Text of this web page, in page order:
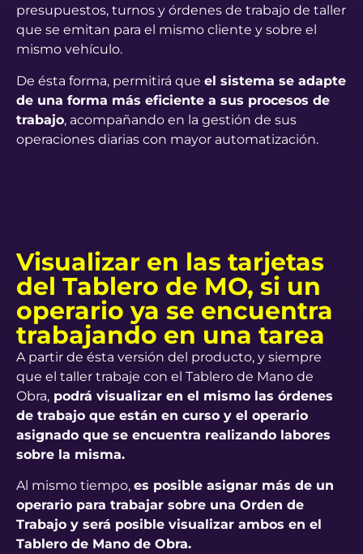
presupuestos, turnos y órdenes de trabajo de taller
que se emitan para el mismo cliente y sobre el
mismo vehículo.
De ésta forma, permitirá que el sistema se adapte
de una forma más eficiente a sus procesos de
trabajo, acompañando en la gestión de sus
operaciones diarias con mayor automatización.
Visualizar en las tarjetas
del Tablero de MO, si un
operario ya se encuentra
trabajando en una tarea
A partir de ésta versión del producto, y siempre
que el taller trabaje con el Tablero de Mano de
Obra, podrá visualizar en el mismo las órdenes
de trabajo que están en curso y el operario
asignado que se encuentra realizando labores
sobre la misma.
Al mismo tiempo, es posible asignar más de un
operario para trabajar sobre una Orden de
Trabajo y será posible visualizar ambos en el
Tablero de Mano de Obra.